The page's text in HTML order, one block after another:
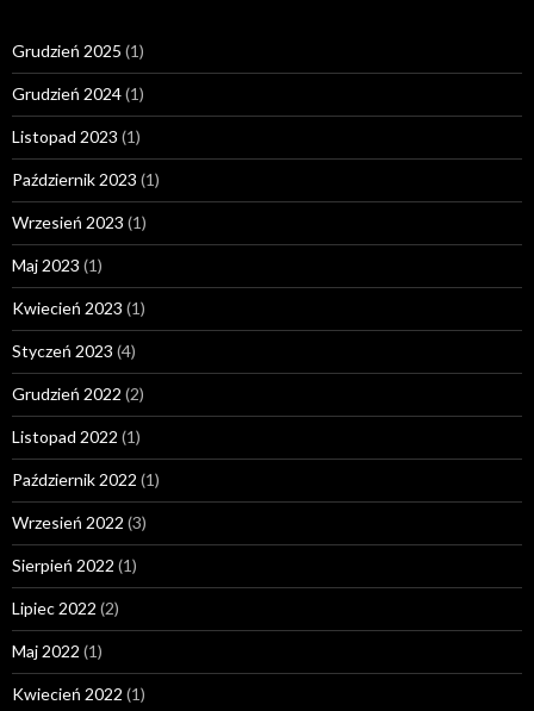
Grudzień 2025 (1)
Grudzień 2024(1)
Listopad 2023 (1)
Październik 2023 (1)
Wrzesień 2023 (1)
Maj 2023 (1)
Kwiecień 2023 (1)
Styczeń 2023 (4)
Grudzień 2022 (2)
Listopad 2022 (1)
Październik 2022 (1)
Wrzesień 2022 (3)
Sierpień 2022 (1)
Lipiec 2022 (2)
Maj 2022 (1)
Kwiecień 2022 (1)